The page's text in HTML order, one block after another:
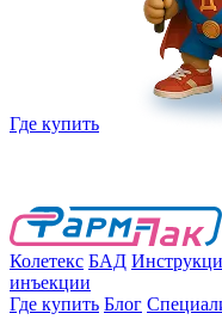
Где купить
Колетекс БАД
инъекции
Где купить Блог